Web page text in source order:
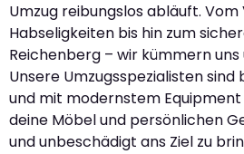
Umzug reibungslos abläuft.
Habseligkeiten bis hin zum
Reichenberg – wir kümmern uns
Unsere Umzugsspezialisten
und mit modernstem
deine Möbel und persönlichen
und unbeschädigt ans Ziel zu